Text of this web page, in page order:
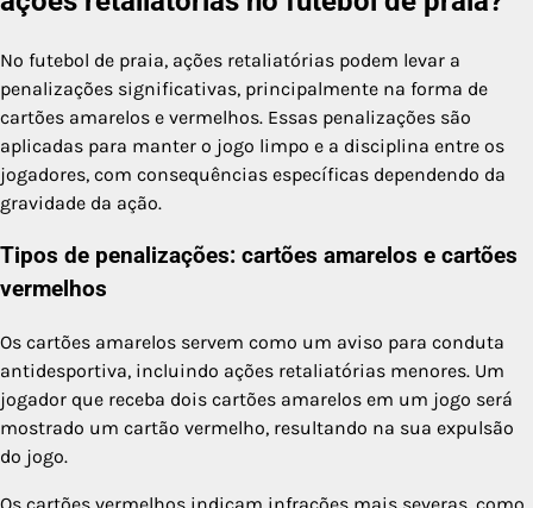
No futebol de praia, ações retaliatórias podem levar a
penalizações significativas, principalmente na forma de
cartões amarelos e vermelhos. Essas penalizações são
aplicadas para manter o jogo limpo e a disciplina entre os
jogadores, com consequências específicas dependendo da
gravidade da ação.
Tipos de penalizações: cartões amarelos e cartões
vermelhos
Os cartões amarelos servem como um aviso para conduta
antidesportiva, incluindo ações retaliatórias menores. Um
jogador que receba dois cartões amarelos em um jogo será
mostrado um cartão vermelho, resultando na sua expulsão
do jogo.